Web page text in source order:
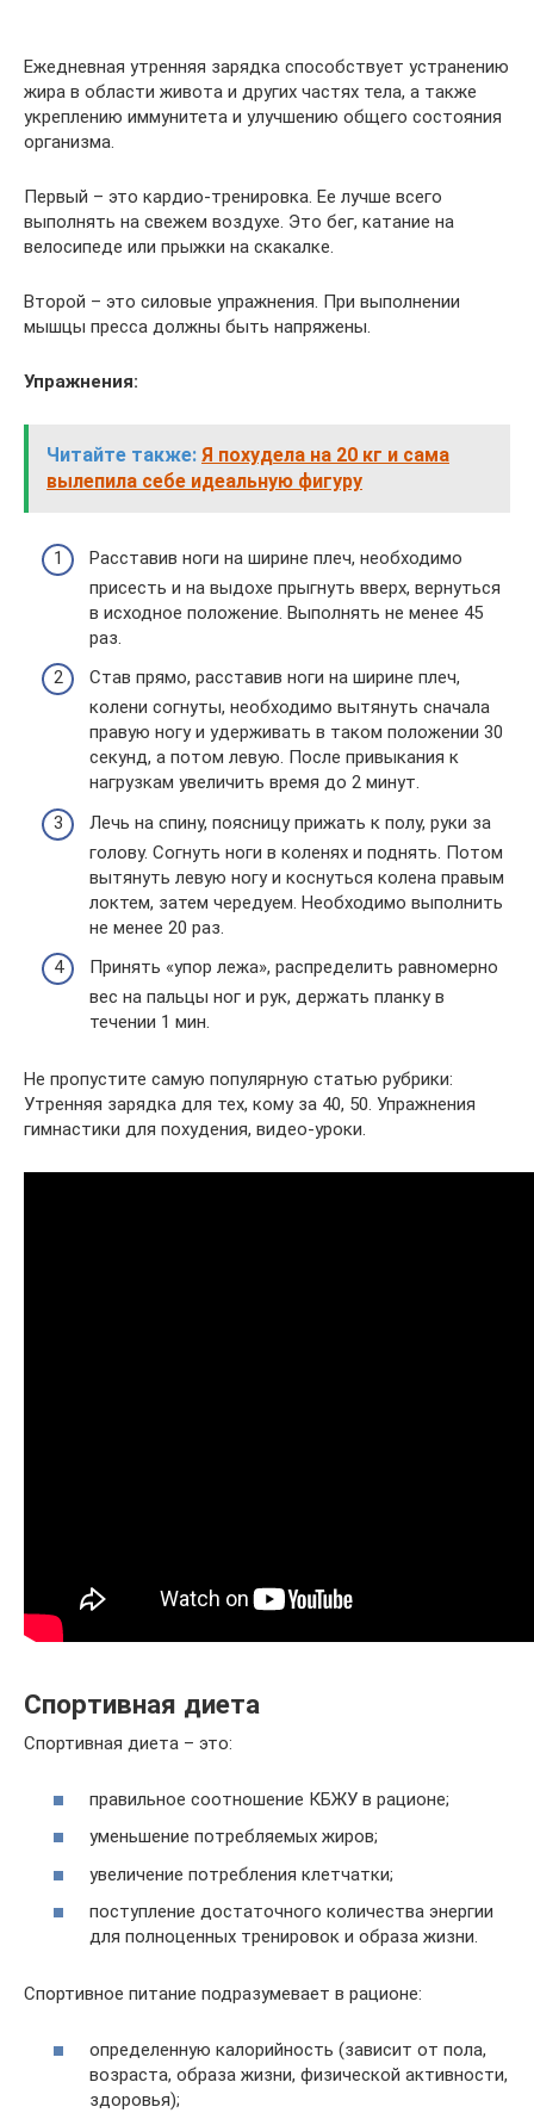
Ежедневная утренняя зарядка способствует устранению
жира в области живота и других частях тела, а также
укреплению иммунитета и улучшению общего состояния
организма.
Первый – это кардио-тренировка. Ее лучше всего
выполнять на свежем воздухе. Это бег, катание на
велосипеде или прыжки на скакалке.
Второй – это силовые упражнения. При выполнении
мышцы пресса должны быть напряжены.
Упражнения:
Читайте также: Я похудела на 20 кг и сама
вылепила себе идеальную фигуру
Расставив ноги на ширине плеч, необходимо
присесть и на выдохе прыгнуть вверх, вернуться
в исходное положение. Выполнять не менее 45
раз.
Став прямо, расставив ноги на ширине плеч,
колени согнуты, необходимо вытянуть сначала
правую ногу и удерживать в таком положении 30
секунд, а потом левую. После привыкания к
нагрузкам увеличить время до 2 минут.
Лечь на спину, поясницу прижать к полу, руки за
голову. Согнуть ноги в коленях и поднять. Потом
вытянуть левую ногу и коснуться колена правым
локтем, затем чередуем. Необходимо выполнить
не менее 20 раз.
Принять «упор лежа», распределить равномерно
вес на пальцы ног и рук, держать планку в
течении 1 мин.
Не пропустите самую популярную статью рубрики:
Утренняя зарядка для тех, кому за 40, 50. Упражнения
гимнастики для похудения, видео-уроки.
Спортивная диета
Спортивная диета – это:
правильное соотношение КБЖУ в рационе;
уменьшение потребляемых жиров;
увеличение потребления клетчатки;
поступление достаточного количества энергии
для полноценных тренировок и образа жизни.
Спортивное питание подразумевает в рационе:
определенную калорийность (зависит от пола,
возраста, образа жизни, физической активности,
здоровья);